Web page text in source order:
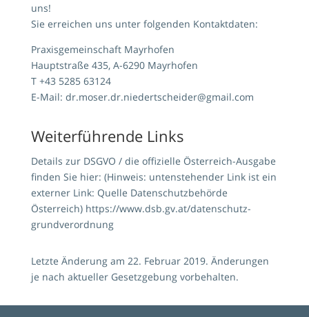
uns!
Sie erreichen uns unter folgenden Kontaktdaten:
Praxisgemeinschaft Mayrhofen
Hauptstraße 435, A-6290 Mayrhofen
T +43 5285 63124
E-Mail: dr.moser.dr.niedertscheider@gmail.com
Weiterführende Links
Details zur DSGVO / die offizielle Österreich-Ausgabe
finden Sie hier: (Hinweis: untenstehender Link ist ein
externer Link: Quelle Datenschutzbehörde
Österreich) https://www.dsb.gv.at/datenschutz-
grundverordnung
Letzte Änderung am 22. Februar 2019. Änderungen
je nach aktueller Gesetzgebung vorbehalten.